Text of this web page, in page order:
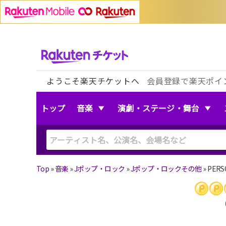
ようこそ楽天チケットへ 会員登録で楽天ポ
トップ 音楽 演劇・ステージ・舞台
Top »音楽 »Jポップ・ロック »Jポップ・ロックその他»